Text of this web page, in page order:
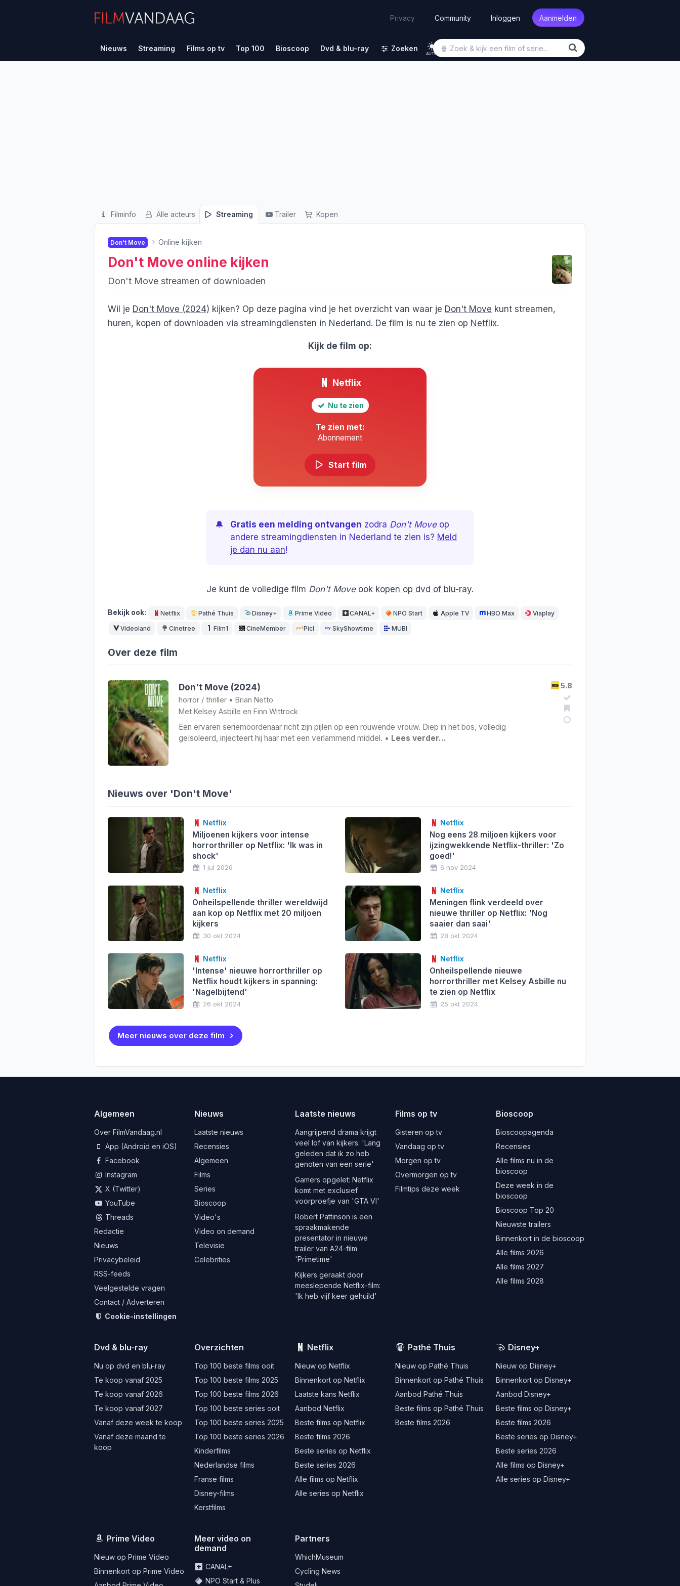
Privacy Community Inloggen Aanmelden
Nieuws Streaming Films op tv Top 100 Bioscoop Dvd & blu-ray Zoeken
AUTO
Filminfo Alle acteurs Streaming Trailer Kopen
Don't Move Online kijken
Don't Move online kijken
Don't Move streamen of downloaden
Wil je Don't Move (2024) kijken? Op deze pagina vind je het overzicht van waar je Don't Move kunt streamen,
huren, kopen of downloaden via streamingdiensten in Nederland. De film is nu te zien op Netflix.
Kijk de film op:
Netflix
Nu te zien
Te zien met:
Abonnement
Start film
🔔 Gratis een melding ontvangen zodra Don't Moveop
andere streamingdiensten in Nederland te zien is? Meld
je dan nu aan!
Je kunt de volledige film Don't Moveook kopen op dvd of blu-ray.
Bekijk ook: Netflix Pathé Thuis Disney+ Prime Video CANAL+ NPO Start Apple TV HBO Max Viaplay
Videoland Cinetree Film1 CineMember Picl SkyShowtime MUBI
Over deze film
5.8
Don't Move (2024)
horror / thriller • Brian Netto
Met Kelsey Asbille en Finn Wittrock
Een ervaren seriemoordenaar richt zijn pijlen op een rouwende vrouw. Diep in het bos, volledig
geïsoleerd, injecteert hij haar met een verlammend middel. • Lees verder…
Nieuws over 'Don't Move'
Netflix
Miljoenen kijkers voor intense
horrorthriller op Netflix: 'Ik was in
shock'
1 jul 2026
Netflix
Nog eens 28 miljoen kijkers voor
ijzingwekkende Netflix-thriller: 'Zo
goed!'
6 nov 2024
Netflix
Onheilspellende thriller wereldwijd
aan kop op Netflix met 20 miljoen
kijkers
30 okt 2024
Netflix
Meningen flink verdeeld over
nieuwe thriller op Netflix: 'Nog
saaier dan saai'
28 okt 2024
Netflix
'Intense' nieuwe horrorthriller op
Netflix houdt kijkers in spanning:
'Nagelbijtend'
26 okt 2024
Netflix
Onheilspellende nieuwe
horrorthriller met Kelsey Asbille nu
te zien op Netflix
25 okt 2024
Meer nieuws over deze film
Algemeen
Over FilmVandaag.nl
App (Android en iOS)
Facebook
Instagram
X (Twitter)
YouTube
Threads
Redactie
Nieuws
Privacybeleid
RSS-feeds
Veelgestelde vragen
Contact / Adverteren
Cookie-instellingen
Nieuws
Laatste nieuws
Recensies
Algemeen
Films
Series
Bioscoop
Video's
Video on demand
Televisie
Celebrities
Laatste nieuws
Aangrijpend drama krijgt
veel lof van kijkers: 'Lang
geleden dat ik zo heb
genoten van een serie'
Gamers opgelet: Netflix
komt met exclusief
voorproefje van 'GTA VI'
Robert Pattinson is een
spraakmakende
presentator in nieuwe
trailer van A24-film
'Primetime'
Kijkers geraakt door
meeslepende Netflix-film:
'Ik heb vijf keer gehuild'
Films op tv
Gisteren op tv
Vandaag op tv
Morgen op tv
Overmorgen op tv
Filmtips deze week
Bioscoop
Bioscoopagenda
Recensies
Alle films nu in de
bioscoop
Deze week in de
bioscoop
Bioscoop Top 20
Nieuwste trailers
Binnenkort in de bioscoop
Alle films 2026
Alle films 2027
Alle films 2028
Dvd & blu-ray
Nu op dvd en blu-ray
Te koop vanaf 2025
Te koop vanaf 2026
Te koop vanaf 2027
Vanaf deze week te koop
Vanaf deze maand te
koop
Overzichten
Top 100 beste films ooit
Top 100 beste films 2025
Top 100 beste films 2026
Top 100 beste series ooit
Top 100 beste series 2025
Top 100 beste series 2026
Kinderfilms
Nederlandse films
Franse films
Disney-films
Kerstfilms
Netflix
Nieuw op Netflix
Binnenkort op Netflix
Laatste kans Netflix
Aanbod Netflix
Beste films op Netflix
Beste films 2026
Beste series op Netflix
Beste series 2026
Alle films op Netflix
Alle series op Netflix
Pathé Thuis
Nieuw op Pathé Thuis
Binnenkort op Pathé Thuis
Aanbod Pathé Thuis
Beste films op Pathé Thuis
Beste films 2026
Disney+
Nieuw op Disney+
Binnenkort op Disney+
Aanbod Disney+
Beste films op Disney+
Beste films 2026
Beste series op Disney+
Beste series 2026
Alle films op Disney+
Alle series op Disney+
Prime Video
Nieuw op Prime Video
Binnenkort op Prime Video
Meer video on
demand
CANAL+
NPO Start & Plus
Partners
WhichMuseum
Cycling News